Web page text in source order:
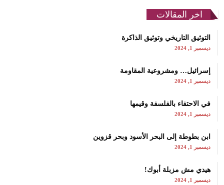
اخر المقالات
التوثيق التاريخي وتوثيق الذاكرة
ديسمبر 1, 2024
إسرائيل… ومشروعية المقاومة
ديسمبر 1, 2024
في الاحتفاء بالفلسفة وقيمها
ديسمبر 1, 2024
ابن بطوطة إلى البحر الأسود وبحر قزوين
ديسمبر 1, 2024
هيدي مش مزبلة أبوك!
ديسمبر 1, 2024